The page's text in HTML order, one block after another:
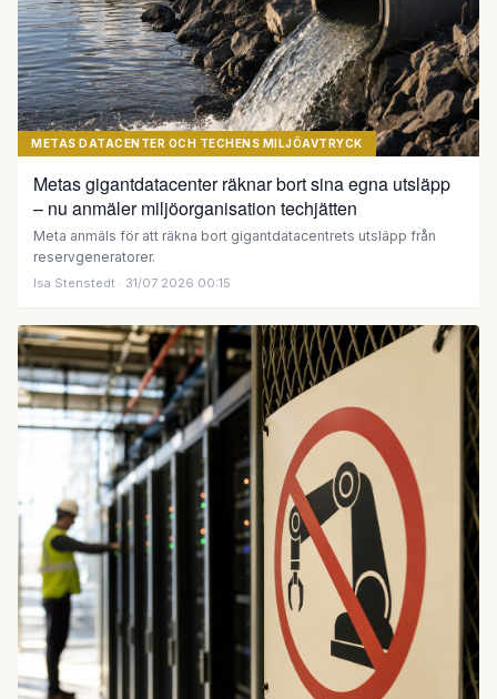
METAS DATACENTER OCH TECHENS MILJÖAVTRYCK
Metas gigantdatacenter räknar bort sina egna utsläpp
– nu anmäler miljöorganisation techjätten
Meta anmäls för att räkna bort gigantdatacentrets utsläpp från
reservgeneratorer.
Isa Stenstedt · 31/07 2026 00:15